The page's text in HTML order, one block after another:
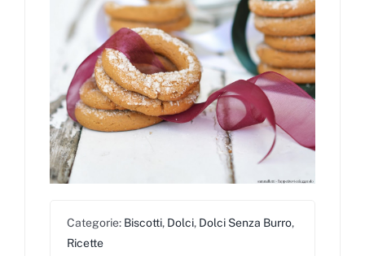
Categorie: Biscotti, Dolci, Dolci Senza Burro,
Ricette